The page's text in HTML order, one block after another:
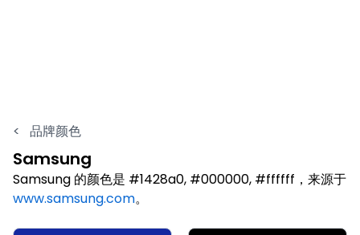
< 品牌颜色
Samsung
Samsung 的颜色是 #1428a0, #000000, #ffffff，来源于
www.samsung.com。